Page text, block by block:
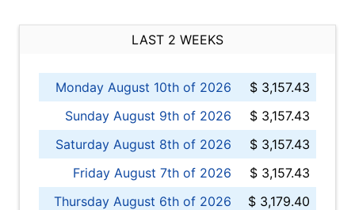
LAST 2 WEEKS
Monday August 10th of 2026
$ 3,157.43
Sunday August 9th of 2026
$ 3,157.43
Saturday August 8th of 2026
$ 3,157.43
Friday August 7th of 2026
$ 3,157.43
Thursday August 6th of 2026
$ 3,179.40